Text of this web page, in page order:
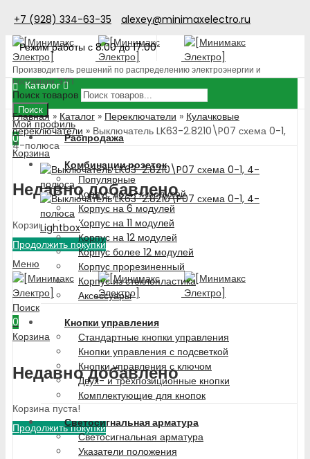
+7 (928) 334-63-35
alexey@minimaxelectro.ru
Режим работы с 8.00 до 17.00
Производитель решений по распределению электроэнергии и
поставщик ЭТП
Поиск товаров
Поиск
Мой профиль
0
Корзина
Недавно добавлено
Корзина пуста!
Продолжить покупки
Меню
Поиск
0
Корзина
Недавно добавлено
Корзина пуста!
Продолжить покупки
Каталог
Распродажа
Комбинации розеток
Популярные
Корпус до 4-х модулей
Корпус на 6 модулей
Корпус на 11 модулей
Корпус на 12 модулей
Корпус более 12 модулей
Корпус прорезиненный
Корпус из стеклопластика
Аксессуары
Кнопки управления
Стандартные кнопки управления
Кнопки управления с подсветкой
Кнопки управления с ключом
Двух- и трехпозиционные кнопки
Комплектующие для кнопок
Светосигнальная арматура
Светосигнальная арматура
Указатели положения
Главная » Каталог » Переключатели » Кулачковые
переключатели » Выключатель LK63-2.8210\P07 схема 0-1,
4-полюса
Lightbox